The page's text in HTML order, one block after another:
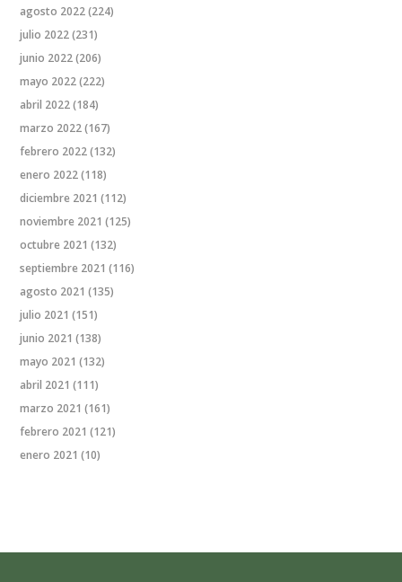
agosto 2022(224)
julio 2022(231)
junio 2022(206)
mayo 2022(222)
abril 2022(184)
marzo 2022(167)
febrero 2022(132)
enero 2022(118)
diciembre 2021 (112)
noviembre 2021 (125)
octubre 2021 (132)
septiembre 2021 (116)
agosto 2021 (135)
julio 2021 (151)
junio 2021 (138)
mayo 2021 (132)
abril 2021 (111)
marzo 2021 (161)
febrero 2021 (121)
enero 2021 (10)